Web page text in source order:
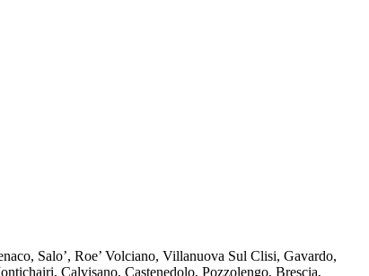
Salo’, Roe’ Volciano, Villanuova Sul Clisi, Gavardo,
Calvisano, Castenedolo, Pozzolengo, Brescia,